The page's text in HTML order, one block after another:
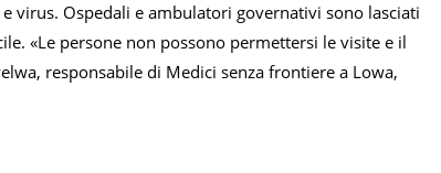
virus. Ospedali e ambulatori governativi sono lasciati
«Le persone non possono permettersi le visite e il
responsabile di Medici senza frontiere a Lowa,